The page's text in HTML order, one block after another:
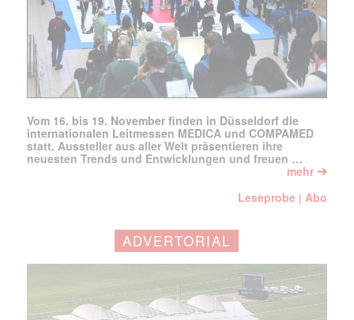
Vom 16. bis 19. November finden in Düsseldorf die
internationalen Leitmessen MEDICA und COMPAMED
statt. Aussteller aus aller Welt präsentieren ihre
neuesten Trends und Entwicklungen und freuen …
mehr ➔
Leseprobe | Abo
ADVERTORIAL